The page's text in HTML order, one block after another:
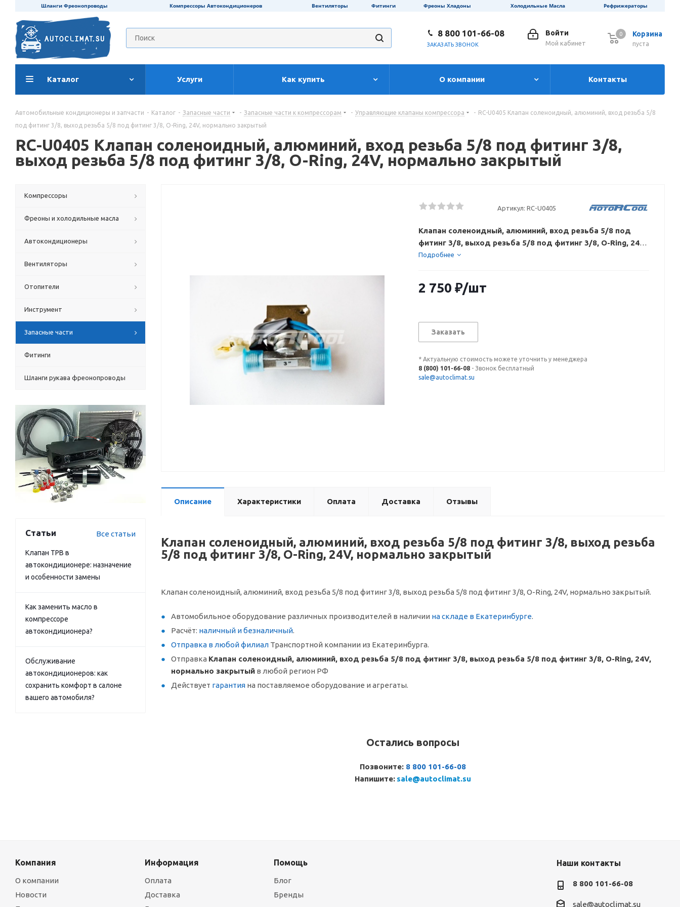
Шланги Фреонопроводы Компрессоры Автокондиционеров Вентиляторы Фитинги Фреоны Хладоны Холодильные Масла Рефрижераторы
Корзина
0
пуста
0
Войти
Мой кабинет
8 800 101-66-08
ЗАКАЗАТЬ ЗВОНОК
Каталог Услуги Как купить О компании Контакты
Автомобильные кондиционеры и запчасти - Каталог - Запасные части - Запасные части к компрессорам - Управляющие клапаны компрессора - RC-U0405 Клапан соленоидный, алюминий, вход резьба 5/8
под фитинг 3/8, выход резьба 5/8 под фитинг 3/8, O-Ring, 24V, нормально закрытый
RC-U0405 Клапан соленоидный, алюминий, вход резьба 5/8 под фитинг 3/8,
выход резьба 5/8 под фитинг 3/8, O-Ring, 24V, нормально закрытый
Артикул: RC-U0405
Клапан соленоидный, алюминий, вход резьба 5/8 под
фитинг 3/8, выход резьба 5/8 под фитинг 3/8, O-Ring, 24V,
нормально закрытый
Подробнее
2 750 ₽/шт
Заказать
* Актуальную стоимость можете уточнить у менеджера
8 (800) 101-66-08 - Звонок бесплатный
sale@autoclimat.su
Описание Характеристики Оплата Доставка Отзывы
Клапан соленоидный, алюминий, вход резьба 5/8 под фитинг 3/8, выход резьба
5/8 под фитинг 3/8, O-Ring, 24V, нормально закрытый
Клапан соленоидный, алюминий, вход резьба 5/8 под фитинг 3/8, выход резьба 5/8 под фитинг 3/8, O-Ring, 24V, нормально закрытый.
Автомобильное оборудование различных производителей в наличии на складе в Екатеринбурге.
Расчёт: наличный и безналичный.
Отправка в любой филиал Транспортной компании из Екатеринбурга.
Отправка Клапан соленоидный, алюминий, вход резьба 5/8 под фитинг 3/8, выход резьба 5/8 под фитинг 3/8, O-Ring, 24V,
нормально закрытый в любой регион РФ
Действует гарантия на поставляемое оборудование и агрегаты.
Остались вопросы
Позвоните: 8 800 101-66-08
Напишите: sale@autoclimat.su
Компрессоры
Фреоны и холодильные масла
Автокондиционеры
Вентиляторы
Отопители
Инструмент
Запасные части
Фитинги
Шланги рукава фреонопроводы
Статьи Все статьи
Клапан ТРВ в
автокондиционере: назначение
и особенности замены
Как заменить масло в
компрессоре
автокондиционера?
Обслуживание
автокондиционеров: как
сохранить комфорт в салоне
вашего автомобиля?
Компания
О компании
Новости
Информация
Оплата
Доставка
Помощь
Блог
Бренды
Наши контакты
8 800 101-66-08
sale@autoclimat.su